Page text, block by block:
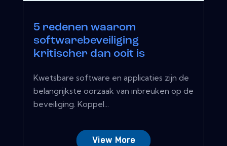
5 redenen waarom
softwarebeveiliging
kritischer dan ooit is
Kwetsbare software en applicaties zijn de
belangrijkste oorzaak van inbreuken op de
beveiliging. Koppel...
View More